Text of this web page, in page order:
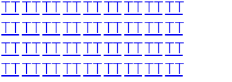
TTTTTTTTTTTTTTTTTT
TTTTTTTTTTTTTTTTTT
TTTTTTTTTTTTTTTTTT
TTTTTTTTTTTTTTTTTT